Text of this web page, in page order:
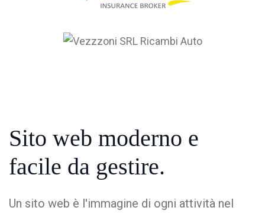
Sito web moderno e
facile da gestire.
Un sito web è l'immagine di ogni attività nel